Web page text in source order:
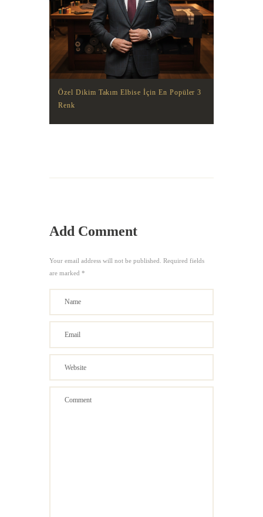
Özel Dikim Takım Elbise İçin En Popüler 3
Renk
Add Comment
Your email address will not be published. Required fields
are marked *